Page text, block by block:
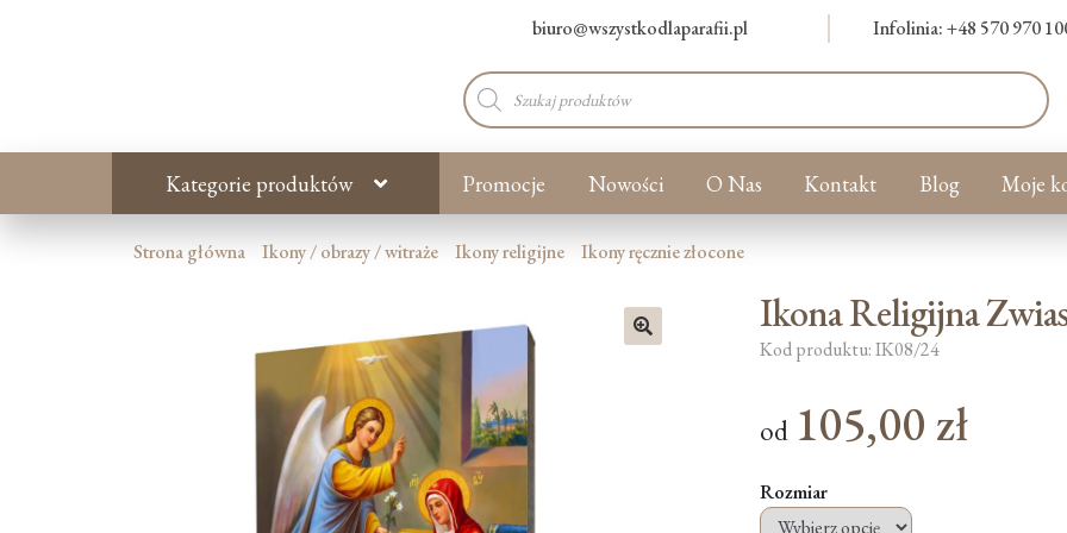
biuro@wszystkodlaparafii.pl Infolinia: +48 570 970
Wyszukiwarka
produktów
Kategorie produktów Promocje Nowości O Nas Kontakt Blog Moje
Strona główna Ikony / obrazy / witraże Ikony religijne Ikony ręcznie złocone
Ikona Religijna
Kod produktu: IK08/24
od 105,00 zł
Rozmiar